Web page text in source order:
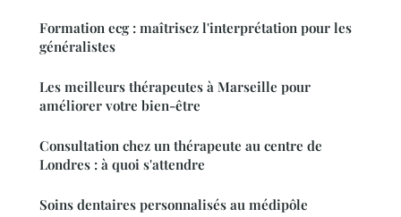
Formation ecg : maîtrisez l'interprétation pour les
généralistes
Les meilleurs thérapeutes à Marseille pour
améliorer votre bien-être
Consultation chez un thérapeute au centre de
Londres : à quoi s'attendre
Soins dentaires personnalisés au médipôle